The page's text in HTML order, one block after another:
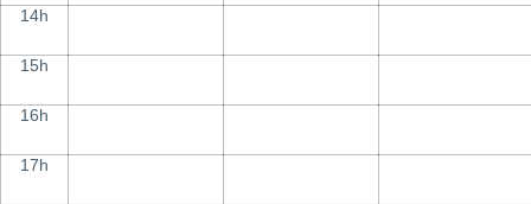
14h
15h
16h
17h